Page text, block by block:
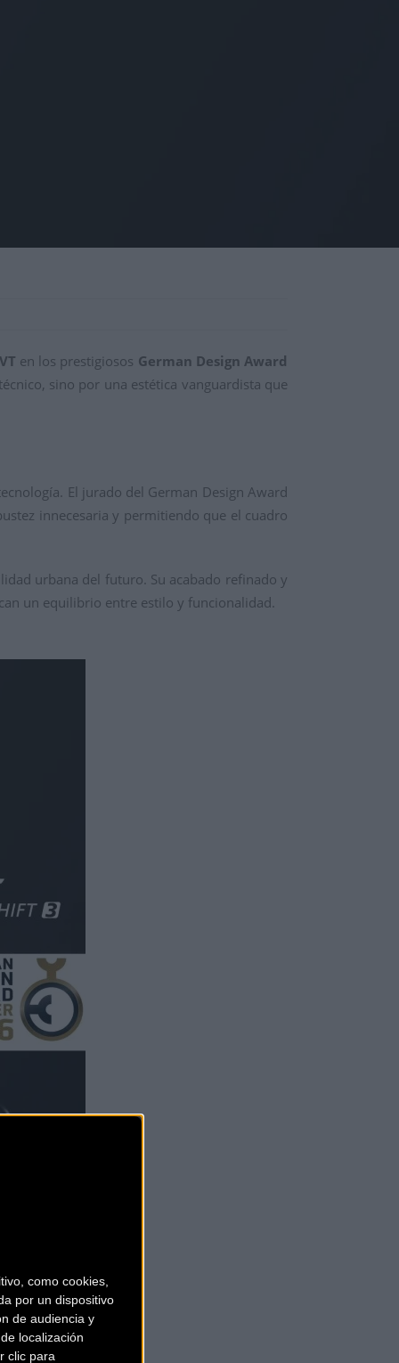
como cookies,
por un dispositivo
de audiencia y
localización
clic para
en los prestigiosos German Design Award
sino por una estética vanguardista que
El jurado del German Design Award
innecesaria y permitiendo que el cuadro
urbana del futuro. Su acabado refinado y
un equilibrio entre estilo y funcionalidad.